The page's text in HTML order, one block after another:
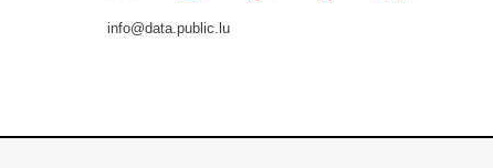
info@data.public.lu